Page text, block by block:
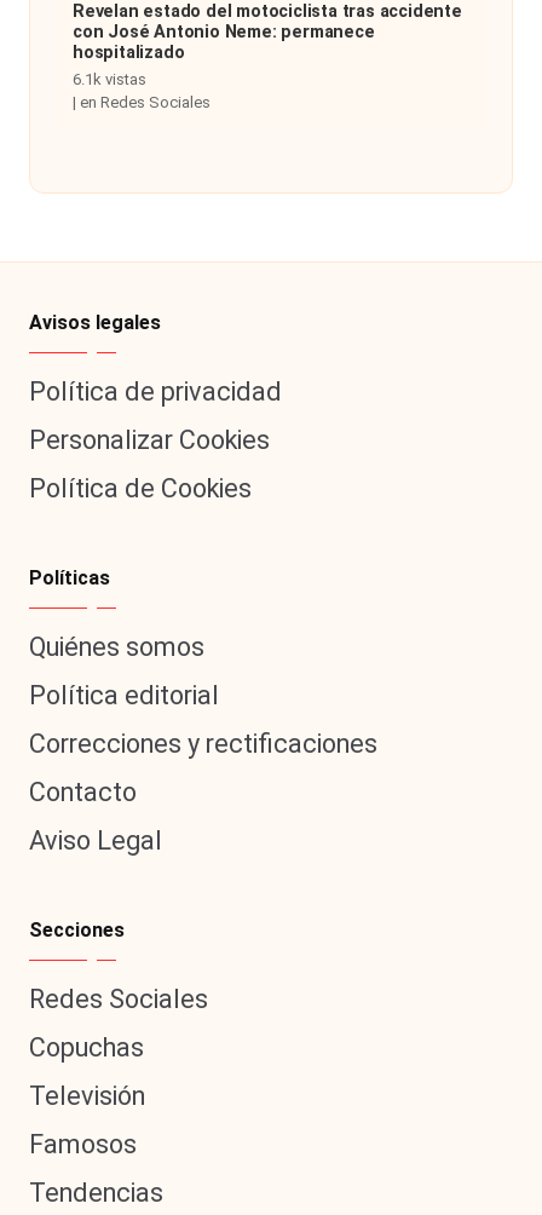
Revelan estado del motociclista tras accidente
con José Antonio Neme: permanece
hospitalizado
6.1k vistas
| en Redes Sociales
Avisos legales
Política de privacidad
Personalizar Cookies
Política de Cookies
Políticas
Quiénes somos
Política editorial
Correcciones y rectificaciones
Contacto
Aviso Legal
Secciones
Redes Sociales
Copuchas
Televisión
Famosos
Tendencias